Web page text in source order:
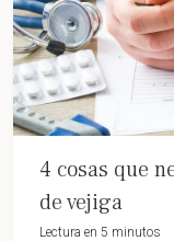
4 cosas que
de vejiga
Lectura en 5 minutos